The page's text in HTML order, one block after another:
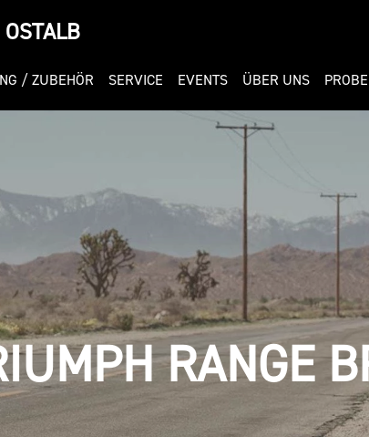
/ ZUBEHÖR SERVICE EVENTS ÜBER UNS
RANGE